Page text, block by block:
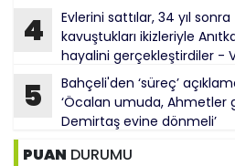
4
Evlerini sattılar, 34 yıl sonra
kavuştukları ikizleriyle
hayalini gerçekleştirdiler -
5
Bahçeli'den ‘süreç’
‘Öcalan umuda, Ahmetler
Demirtaş evine dönmeli’
PUAN DURUMU